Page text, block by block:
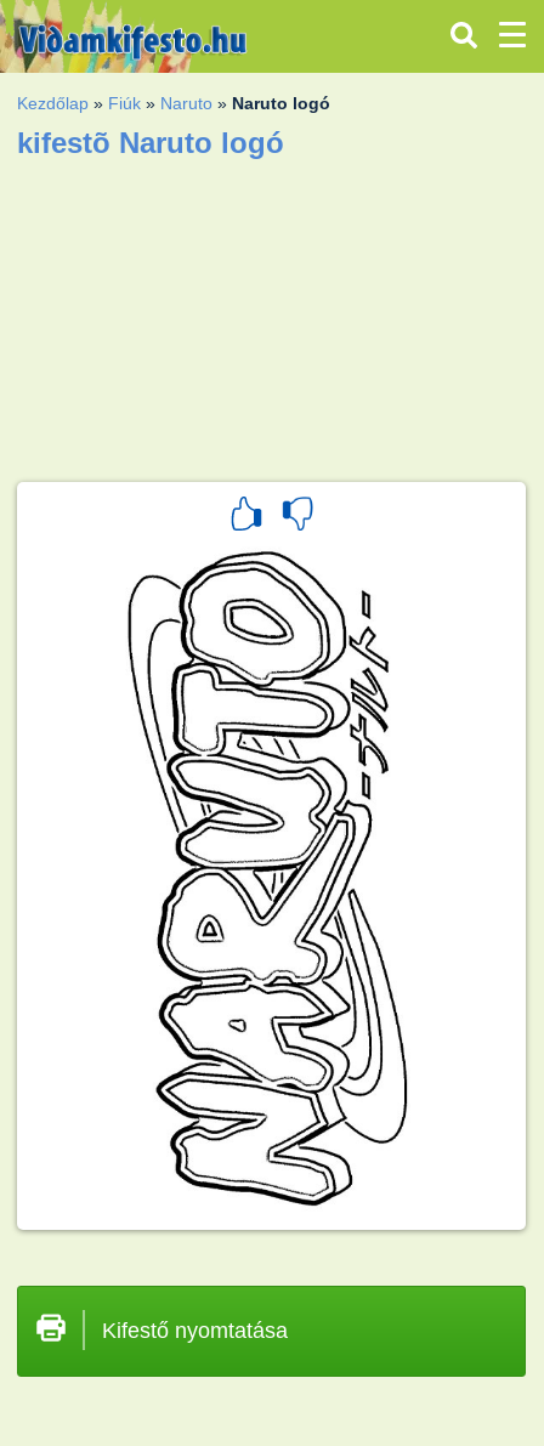
Kezdőlap » Fiúk » Naruto » Naruto logó
kifestõ Naruto logó
Kifestő nyomtatása